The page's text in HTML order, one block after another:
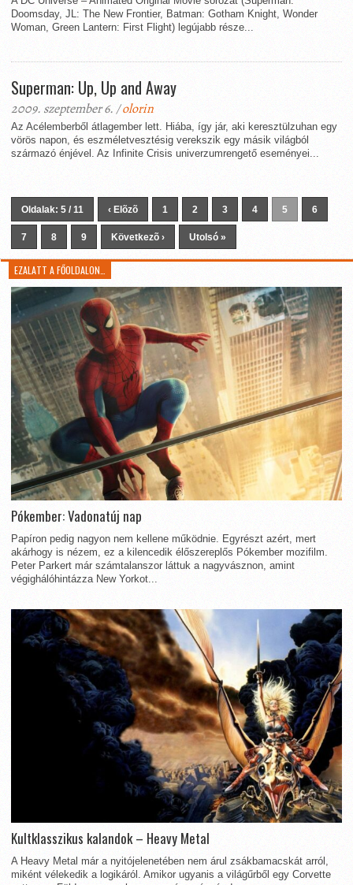
Doomsday, JL: The New Frontier, Batman: Gotham Knight, Wonder
Woman, Green Lantern: First Flight) legújabb része...
Superman: Up, Up and Away
2009. szeptember 6. /olorin
Az Acélemberből átlagember lett. Hiába, így jár, aki keresztülzuhan egy
vörös napon, és eszméletvesztésig verekszik egy másik világból
származó énjével. Az Infinite Crisis univerzumrengető eseményei...
Oldalak: 5 / 11 ‹ Elõzõ 1 2 3 4 5 6
7 8 9 Következõ › Utolsó »
EZALATT A FŐOLDALON…
Pókember: Vadonatúj nap
Papíron pedig nagyon nem kellene működnie. Egyrészt azért, mert
akárhogy is nézem, ez a kilencedik élőszereplős Pókember mozifilm.
Peter Parkert már számtalanszor láttuk a nagyvásznon, amint
végighálóhintázza New Yorkot...
Kultklasszikus kalandok – Heavy Metal
A Heavy Metal már a nyitójelenetében nem árul zsákbamacskát arról,
miként vélekedik a logikáról. Amikor ugyanis a világűrből egy Corvette